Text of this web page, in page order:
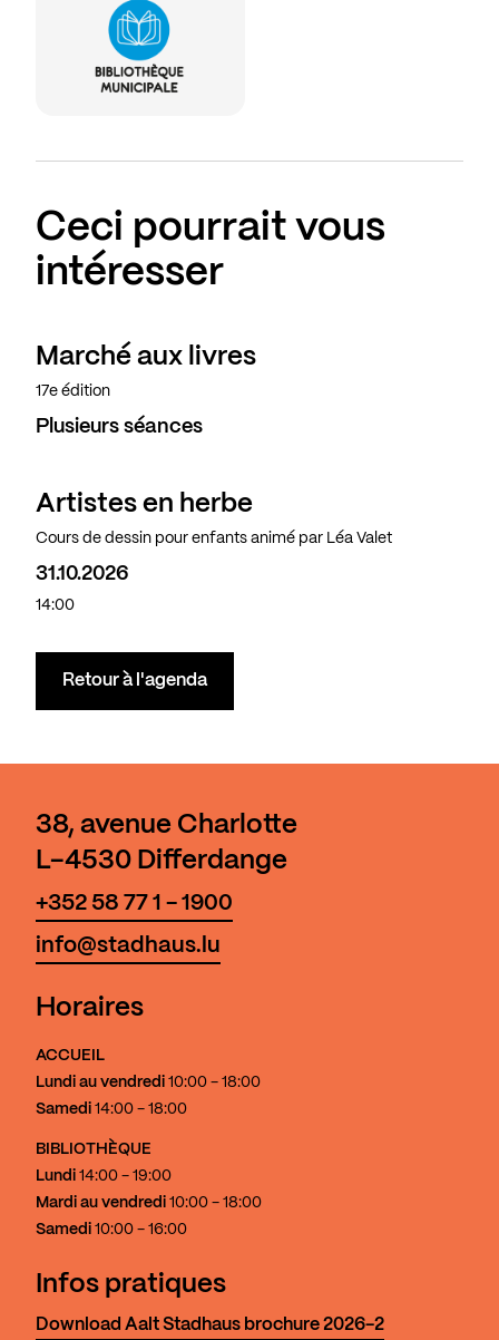
Ceci pourrait vous
intéresser
Marché aux livres
17e édition
Plusieurs séances
Artistes en herbe
Cours de dessin pour enfants animé par Léa Valet
31.10.2026
14:00
Retour à l'agenda
38, avenue Charlotte
L-4530 Differdange
+352 58 77 1 - 1900
info@stadhaus.lu
Horaires
ACCUEIL
Lundi au vendredi 10:00 - 18:00
Samedi 14:00 - 18:00
BIBLIOTHÈQUE
Lundi 14:00 - 19:00
Mardi au vendredi 10:00 - 18:00
Samedi 10:00 - 16:00
Infos pratiques
Download Aalt Stadhaus brochure 2026-2